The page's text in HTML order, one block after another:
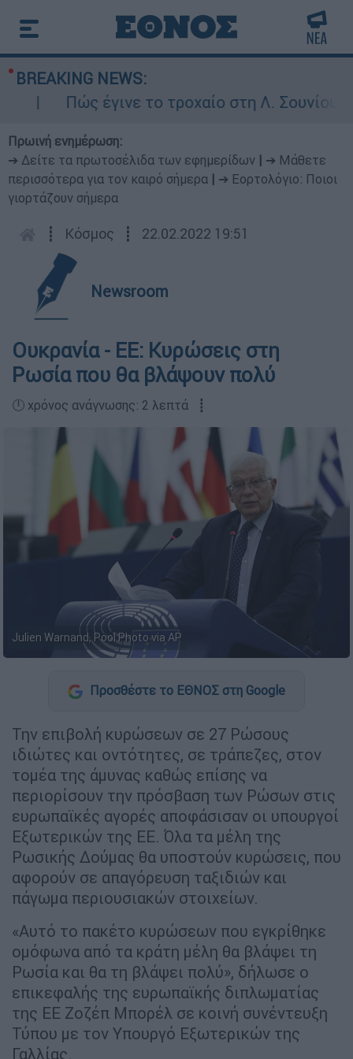
BREAKING NEWS:
Πώς έγινε το τροχαίο στη Λ. Σουνίου:
Πρωινή ενημέρωση:
➔ Δείτε τα πρωτοσέλιδα των εφημερίδων
➔ Μάθετε
περισσότερα για τον καιρό σήμερα
➔ Εορτολόγιο: Ποιοι
γιορτάζουν σήμερα
┋ Κόσμος ┋ 22.02.2022 19:51
Newsroom
Ουκρανία - ΕΕ: Κυρώσεις στη
Ρωσία που θα βλάψουν πολύ
🕛 χρόνος ανάγνωσης: 2 λεπτά ┋
Julien Warnand, Pool Photo via AP
Προσθέστε το ΕΘΝΟΣ στη Google
Την επιβολή κυρώσεων σε 27 Ρώσους
ιδιώτες και οντότητες, σε τράπεζες, στον
τομέα της άμυνας καθώς επίσης να
περιορίσουν την πρόσβαση των Ρώσων στις
ευρωπαϊκές αγορές αποφάσισαν οι υπουργοί
Εξωτερικών της ΕΕ. Όλα τα μέλη της
Ρωσικής Δούμας θα υποστούν κυρώσεις, που
αφορούν σε απαγόρευση ταξιδιών και
πάγωμα περιουσιακών στοιχείων.
«Αυτό το πακέτο κυρώσεων που εγκρίθηκε
ομόφωνα από τα κράτη μέλη θα βλάψει τη
Ρωσία και θα τη βλάψει πολύ», δήλωσε ο
επικεφαλής της ευρωπαϊκής διπλωματίας
της ΕΕ Ζοζέπ Μπορέλ σε κοινή συνέντευξη
Τύπου με τον Υπουργό Εξωτερικών της
Γαλλίας.